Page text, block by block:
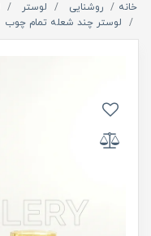
خانه روشنایی لوستر
لوستر چند شعله تمام چوب